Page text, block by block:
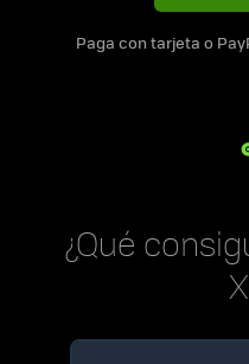
Paga con tarjeta o
¿Qué